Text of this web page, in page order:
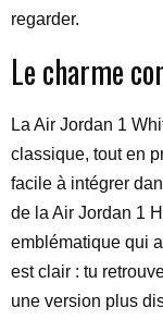
regarder.
Le charme
La Air Jordan 1
classique, tout en
facile à intégrer
de la Air Jordan 1
emblématique qui
est clair : tu
une version plus